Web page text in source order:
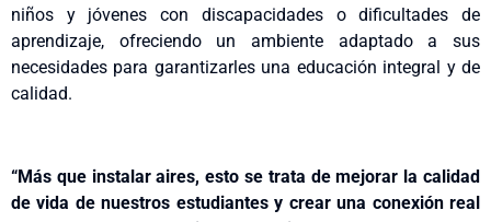
niños y jóvenes con discapacidades o dificultades de
aprendizaje, ofreciendo un ambiente adaptado a sus
necesidades para garantizarles una educación integral y de
calidad.
“Más que instalar aires, esto se trata de mejorar la calidad
de vida de nuestros estudiantes y crear una conexión real